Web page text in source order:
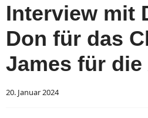
Interview mit
Don für das
James für die
20. Januar 2024